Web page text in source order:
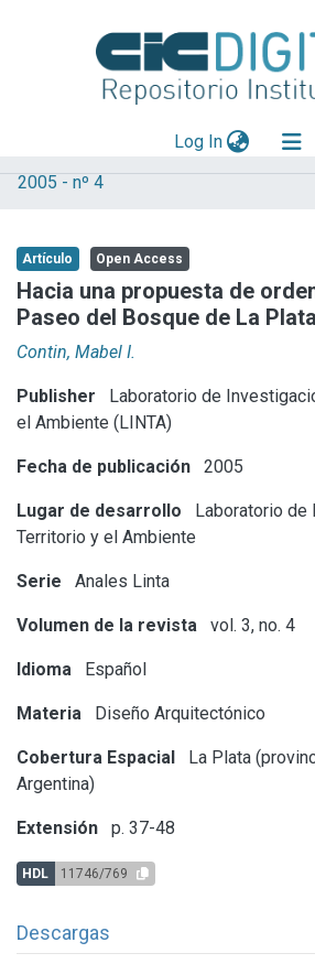
Log In(current)
Explorar
Aportar material
Statistics
2005 - nº 4
Artículo Open Access
Hacia una propuesta de
Paseo del Bosque de La Plata
Contin, Mabel I.
Publisher
Laboratorio de
el Ambiente (LINTA)
Fecha de publicación 2005
Lugar de desarrollo
Laboratorio
Territorio y el Ambiente
Serie Anales Linta
Volumen de la revista vol. 3, no. 4
Idioma Español
Materia Diseño Arquitectónico
Cobertura Espacial
La Plata
Argentina)
Extensión p. 37-48
HDL 11746/769
Descargas